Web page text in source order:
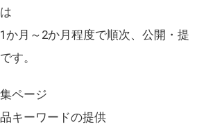
か月～2か月程度で順次、公開・提
す。
ページ
キーワードの提供